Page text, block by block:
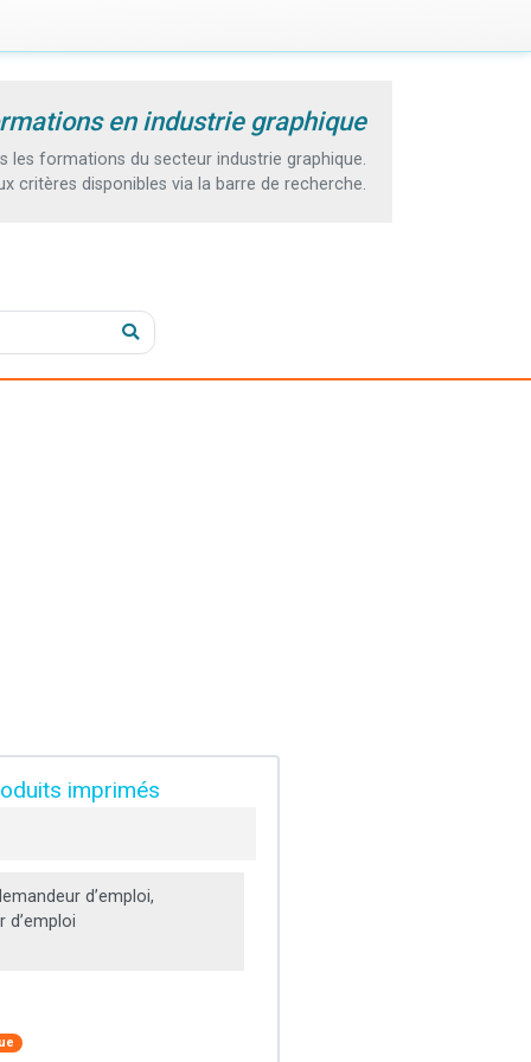
en industrie graphique
les formations du secteur industrie graphique.
critères disponibles via la barre de recherche.
imprimés
d’emploi,
d’emploi